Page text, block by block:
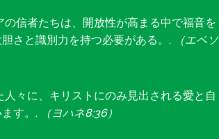
の信者たちは、開放性が高まる中で福音を
さと識別力を持つ必要がある。.
（エペソ
人々に、キリストにのみ見出される愛と自
す。.
（ヨハネ8:36）